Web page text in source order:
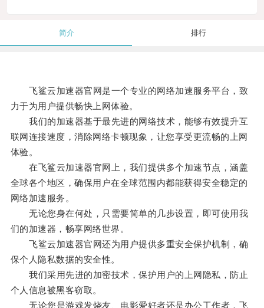
简介 排行
飞鲨云加速器官网是一个专业的网络加速服务平台，致
力于为用户提供畅快上网体验。
我们的加速器基于最先进的网络技术，能够有效提升互
联网连接速度，消除网络卡顿现象，让您享受更流畅的上网
体验。
在飞鲨云加速器官网上，我们提供多个加速节点，涵盖
全球各个地区，确保用户在全球范围内都能获得安全稳定的
网络加速服务。
无论您身在何处，只需要简单的几步设置，即可使用我
们的加速器，畅享网络世界。
飞鲨云加速器官网还为用户提供多重安全保护机制，确
保个人隐私数据的安全性。
我们采用先进的加密技术，保护用户的上网隐私，防止
个人信息被黑客窃取。
无论您是游戏发烧友、电影爱好者还是办公工作者，飞